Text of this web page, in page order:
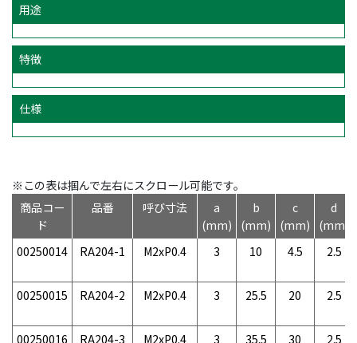
用途
特徴
仕様
※この表は掴んで左右にスクロール可能です。
商品コー
ド
品番 呼び寸法
a
(mm)
b
(mm)
c
(mm)
d
(mm)
00250014
RA204-1 M2xP0.4 3 10 4.5 2.5
00250015 RA204-2 M2xP0.4 3 25.5 20 2.5
00250016 RA204-3 M2xP0.4 3 35.5 30 2.5